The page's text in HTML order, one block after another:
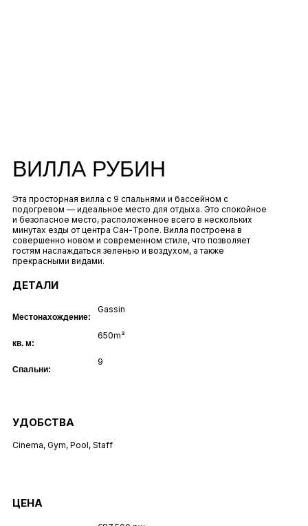
ВИЛЛА РУБИН
Эта просторная вилла с 9 спальнями и бассейном с
подогревом — идеальное место для отдыха. Это спокойное
и безопасное место, расположенное всего в нескольких
минутах езды от центра Сан-Тропе. Вилла построена в
совершенно новом и современном стиле, что позволяет
гостям наслаждаться зеленью и воздухом, а также
прекрасными видами.
ДЕТАЛИ
Местонахождение:
Gassin
кв. м:
650m²
Спальни:
9
УДОБСТВА
Cinema, Gym, Pool, Staff
ЦЕНА